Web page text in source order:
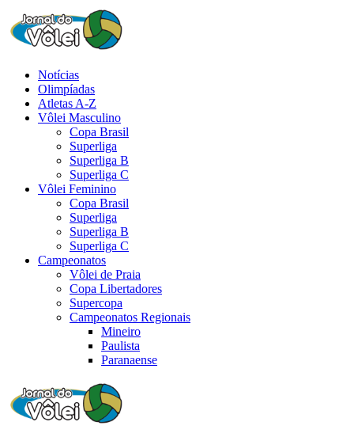
Notícias
Olimpíadas
Atletas A-Z
Vôlei Masculino
Copa Brasil
Superliga
Superliga B
Superliga C
Vôlei Feminino
Copa Brasil
Superliga
Superliga B
Superliga C
Campeonatos
Vôlei de Praia
Copa Libertadores
Supercopa
Campeonatos Regionais
Mineiro
Paulista
Paranaense